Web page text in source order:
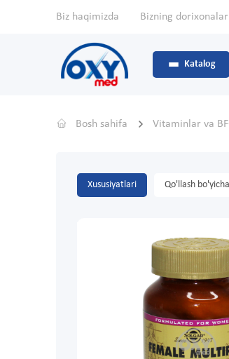
Biz haqimizda Bizning
Katalog
Bosh sahifa Vitaminlar va
Xususiyatlari Qo'llash